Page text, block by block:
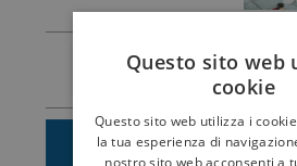
Questo sito web
cookie
Questo sito web utilizza i
la tua esperienza di
nostro sito web acconsenti a